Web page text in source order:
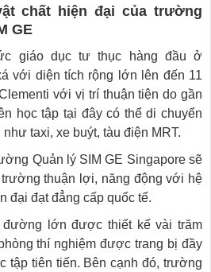
chất hiện đại của trường
GE
giáo dục tư thục hàng đầu ở
với diện tích rộng lớn lên đến 11
với vị trí thuận tiện do gần
học tập tại đây có thể di chuyển
taxi, xe buýt, tàu điện MRT.
Quản lý SIM GE Singapore sẽ
thuận lợi, năng động với hệ
đại đạt đẳng cấp quốc tế.
lớn được thiết kế vài trăm
thí nghiệm được trang bị đầy
tập tiên tiến. Bên cạnh đó, trường